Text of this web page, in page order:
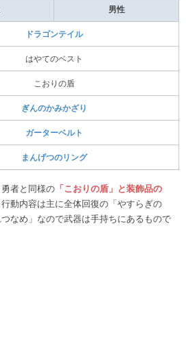
男性
ドラゴンテイル
はやてのベスト
こおりの盾
ぎんのかみかざり
ガーターベルト
まんげつのリング
者と同様の 「こおりの盾」と装飾品の
動内容は主に全体回復の「やすらぎの
なめ」なので武器は手持ちにあるもので